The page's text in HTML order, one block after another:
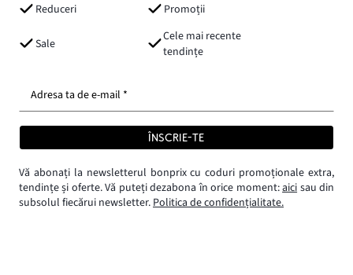
Reduceri
Promoții
Sale
Cele mai recente
tendințe
Adresa ta de e-mail *
ÎNSCRIE-TE
Vă abonați la newsletterul bonprix cu coduri promoționale extra,
tendințe și oferte. Vă puteți dezabona în orice moment:aici sau din
subsolul fiecărui newsletter.Politica de confidențialitate.